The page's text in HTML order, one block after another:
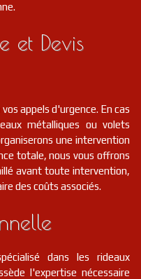
et Devis
appels d'urgence. En cas
métalliques ou volets
une intervention
totale, nous vous offrons
avant toute intervention,
des coûts associés.
dans les rideaux
l'expertise nécessaire